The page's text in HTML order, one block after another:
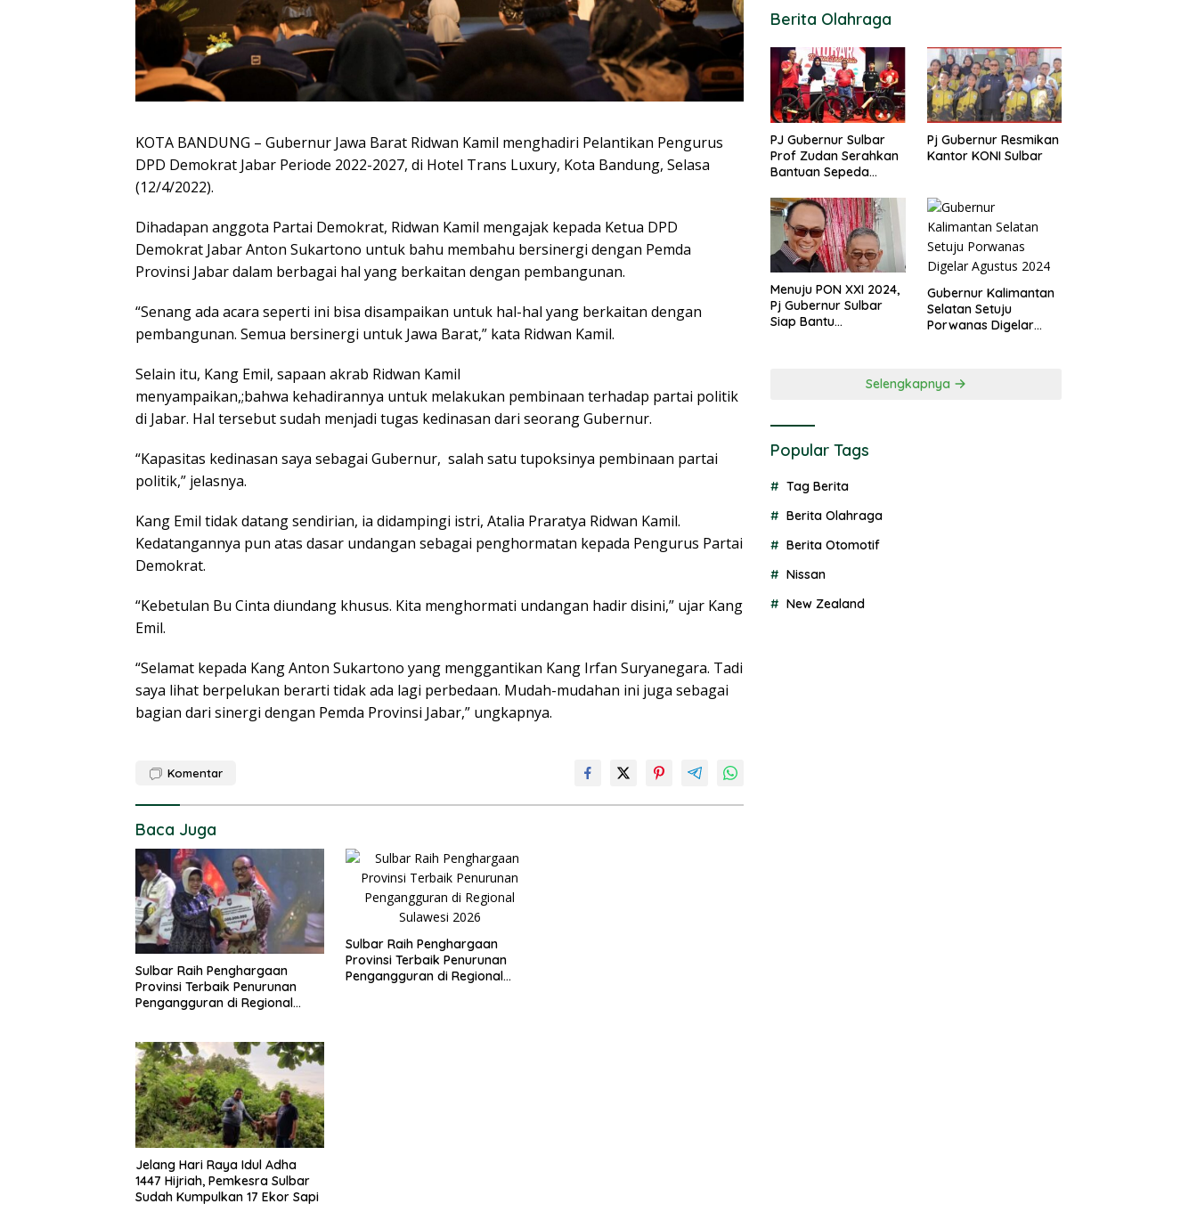
KOTA BANDUNG – Gubernur Jawa Barat Ridwan Kamil menghadiri Pelantikan Pengurus
DPD Demokrat Jabar Periode 2022-2027, di Hotel Trans Luxury, Kota Bandung, Selasa
(12/4/2022).
Dihadapan anggota Partai Demokrat, Ridwan Kamil mengajak kepada Ketua DPD
Demokrat Jabar Anton Sukartono untuk bahu membahu bersinergi dengan Pemda
Provinsi Jabar dalam berbagai hal yang berkaitan dengan pembangunan.
“Senang ada acara seperti ini bisa disampaikan untuk hal-hal yang berkaitan dengan
pembangunan. Semua bersinergi untuk Jawa Barat,” kata Ridwan Kamil.
Selain itu, Kang Emil, sapaan akrab Ridwan Kamil
menyampaikan,;bahwa kehadirannya untuk melakukan pembinaan terhadap partai politik
di Jabar. Hal tersebut sudah menjadi tugas kedinasan dari seorang Gubernur.
“Kapasitas kedinasan saya sebagai Gubernur, salah satu tupoksinya pembinaan partai
politik,” jelasnya.
Kang Emil tidak datang sendirian, ia didampingi istri, Atalia Praratya Ridwan Kamil.
Kedatangannya pun atas dasar undangan sebagai penghormatan kepada Pengurus Partai
Demokrat.
“Kebetulan Bu Cinta diundang khusus. Kita menghormati undangan hadir disini,” ujar Kang
Emil.
“Selamat kepada Kang Anton Sukartono yang menggantikan Kang Irfan Suryanegara. Tadi
saya lihat berpelukan berarti tidak ada lagi perbedaan. Mudah-mudahan ini juga sebagai
bagian dari sinergi dengan Pemda Provinsi Jabar,” ungkapnya.
Komentar
Baca Juga
Sulbar Raih Penghargaan
Provinsi Terbaik Penurunan
Pengangguran di Regional
Sulbar Raih Penghargaan
Provinsi Terbaik Penurunan
Pengangguran di Regional
Jelang Hari Raya Idul Adha
1447 Hijriah, Pemkesra Sulbar
Sudah Kumpulkan 17 Ekor Sapi
Berita Olahraga
PJ Gubernur Sulbar
Prof Zudan Serahkan
Bantuan Sepeda
PON 2024
Pj Gubernur Resmikan
Kantor KONI Sulbar
Menuju PON XXI 2024,
Pj Gubernur Sulbar
Siap Bantu
Gubernur Kalimantan
Selatan Setuju
Porwanas Digelar
Selengkapnya
Popular Tags
Tag Berita
Berita Olahraga
Berita Otomotif
Nissan
New Zealand